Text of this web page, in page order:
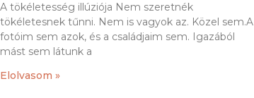
A tökéletesség illúziója Nem szeretnék
tökéletesnek tűnni. Nem is vagyok az. Közel sem.A
fotóim sem azok, és a családjaim sem. Igazából
mást sem látunk a
Elolvasom »